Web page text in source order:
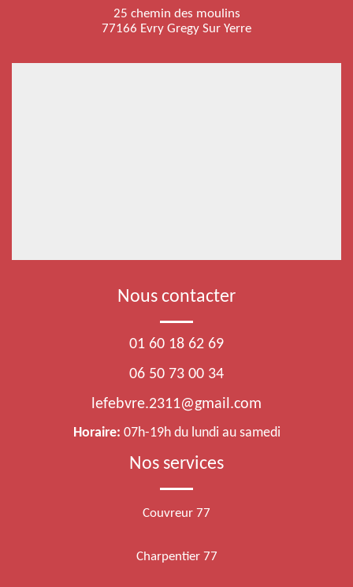
25 chemin des moulins
77166 Evry Gregy Sur Yerre
Nous contacter
01 60 18 62 69
06 50 73 00 34
lefebvre.2311@gmail.com
Horaire: 07h-19h du lundi au samedi
Nos services
Couvreur 77
Charpentier 77